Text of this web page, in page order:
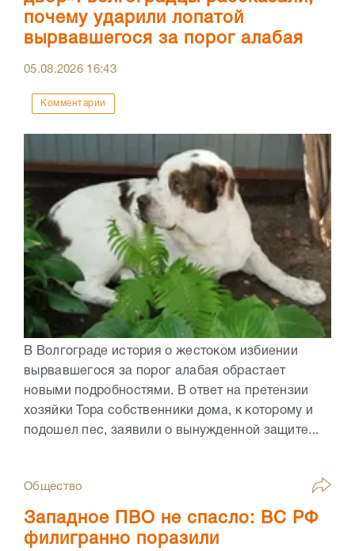
почему ударили лопатой
вырвавшегося за порог алабая
05.08.2026 16:43
Комментарии
В Волгограде история о жестоком избиении
вырвавшегося за порог алабая обрастает
новыми подробностями. В ответ на претензии
хозяйки Тора собственники дома, к которому и
подошел пес, заявили о вынужденной защите...
Общество
Западное ПВО не спасло: ВС РФ
филигранно поразили